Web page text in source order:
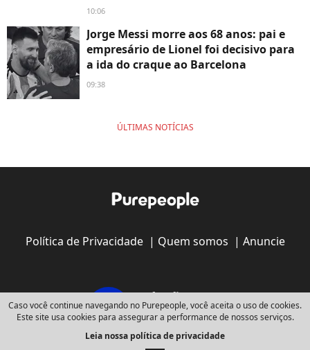
10:06
Jorge Messi morre aos 68 anos: pai e
empresário de Lionel foi decisivo para
a ida do craque ao Barcelona
09:38
ÚLTIMAS NOTÍCIAS
Política de Privacidade| Quem somos | Anuncie
Copyright © 2008 - 2026
Caso você continue navegando no Purepeople, você aceita o uso de cookies.
Este site usa cookies para assegurar a performance de nossos serviços.
Leia nossa política de privacidade